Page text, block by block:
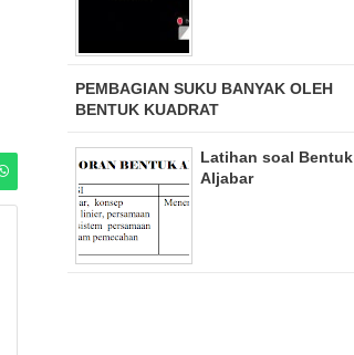
PEMBAGIAN SUKU BANYAK OLEH
BENTUK KUADRAT
Latihan soal Bentuk
Aljabar